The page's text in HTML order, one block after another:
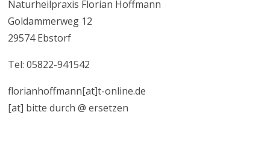
Naturheilpraxis Florian Hoffmann
Goldammerweg 12
29574 Ebstorf
Tel: 05822-941542
florianhoffmann[at]t-online.de
[at] bitte durch @ ersetzen